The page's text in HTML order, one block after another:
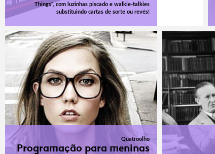
Things", com luzinhas piscado e walkie-talkies
substituindo cartas de sorte ou revés!
Quatroolho
Programação para meninas